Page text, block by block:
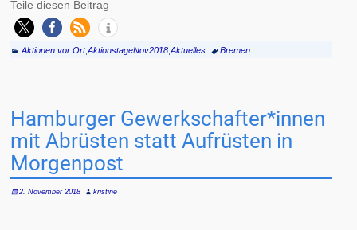
Teile diesen Beitrag
Aktionen vor Ort,AktionstageNov2018, Aktuelles Bremen
Hamburger Gewerkschafter*innen
mit Abrüsten statt Aufrüsten in
Morgenpost
2. November 2018 kristine